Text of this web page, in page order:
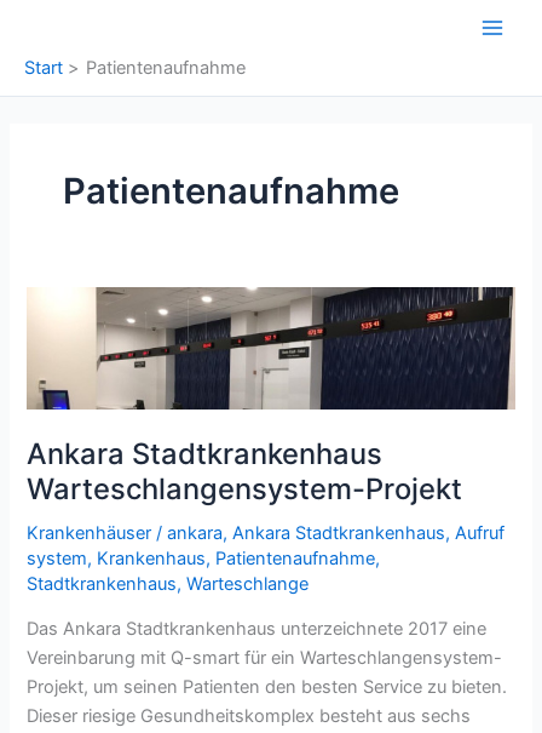
springen
Start Patientenaufnahme
Patientenaufnahme
Ankara Stadtkrankenhaus
Warteschlangensystem-Projekt
Krankenhäuser /ankara,Ankara Stadtkrankenhaus,Aufruf
system, Krankenhaus, Patientenaufnahme,
Stadtkrankenhaus,Warteschlange
Das Ankara Stadtkrankenhaus unterzeichnete 2017 eine
Vereinbarung mit Q-smart für ein Warteschlangensystem-
Projekt, um seinen Patienten den besten Service zu bieten.
Dieser riesige Gesundheitskomplex besteht aus sechs